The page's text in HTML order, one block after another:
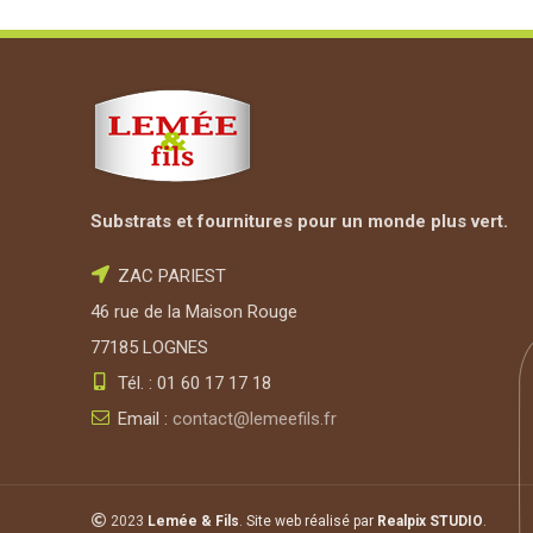
Colliers monopode lg 560mm-Force maxi du végétal
Colliers bipode lg 310mm-Force maxi du végétal 10/12
Bandes à tuteurer vert /
Bande à tuteurer PVC neuf vert olive renforcée et
+ 40 passants Rouleau de 25 m largeur 36mm
Traité anti-vieillissement et anti UV, avec renfort central
Passants
Substrats et fournitures pour un monde plus vert.
ZAC PARIEST
46 rue de la Maison Rouge
77185 LOGNES
Tél. : 01 60 17 17 18
Email : contact@lemeefils.fr
2023 Lemée & Fils. Site web réalisé par Realpix STUDIO.